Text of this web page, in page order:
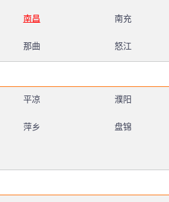
南昌 南充
那曲 怒江
平凉 濮阳
萍乡 盘锦